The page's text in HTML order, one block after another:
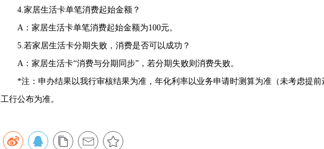
4.家居生活卡单笔消费起始金额？
A：家居生活卡单笔消费起始金额为100元。
5.若家居生活卡分期失败，消费是否可以成功？
A：家居生活卡“消费与分期同步”，若分期失败则消费失败。
*注：申办结果以我行审核结果为准，年化利率以业务申请时测算为准（未考虑提前
工行公布为准。